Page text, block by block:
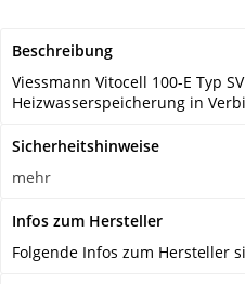
Beschreibung
Viessmann Vitocell 100-E Typ
Heizwasserspeicherung in
Sicherheitshinweise
mehr
Infos zum Hersteller
Folgende Infos zum Hersteller